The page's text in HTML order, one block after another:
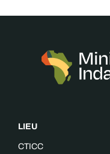
LIEU
CTICC